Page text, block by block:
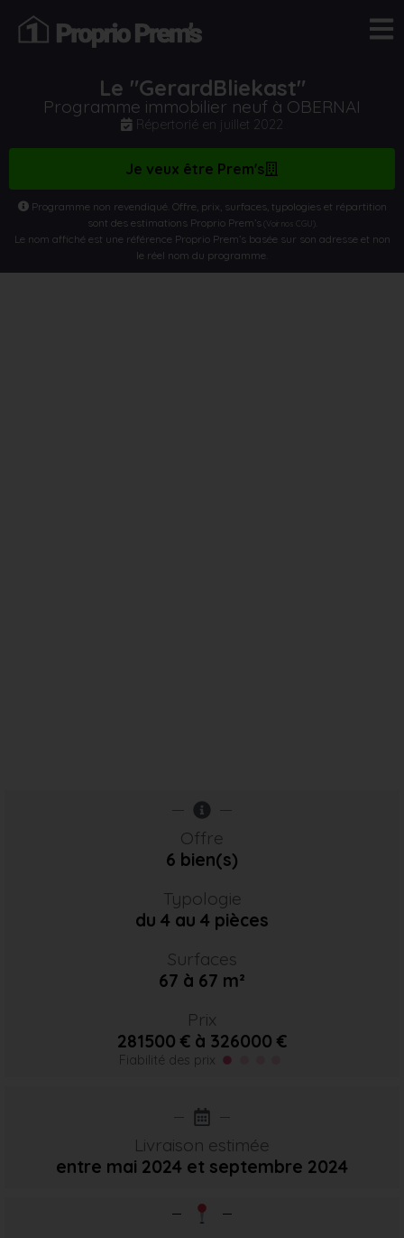
Le "GerardBliekast"
Programme immobilier neuf à OBERNAI
Répertorié en juillet 2022
Je veux être Prem's
Programme non revendiqué. Offre, prix, surfaces, typologies et répartition
sont des estimations Proprio Prem’s(Voir nos CGU)
Le nom affiché est une référence Proprio Prem’s basée sur son adresse et non
le réel nom du programme.
Offre
6 bien(s)
Typologie
du 4 au 4 pièces
Surfaces
67 à 67 m²
Prix
281500 € à 326000 €
Fiabilité des prix
Livraison estimée
entre mai 2024 et septembre 2024